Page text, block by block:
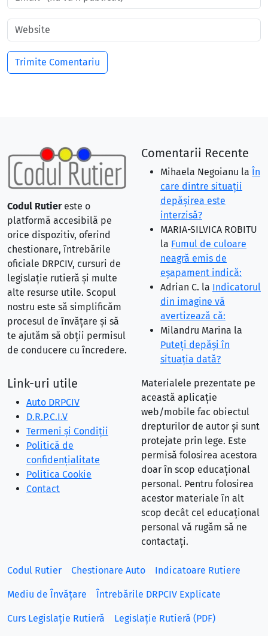
Codul Rutiereste o
platformă accesibilă pe
orice dispozitiv, oferind
chestionare, întrebările
oficiale DRPCIV, cursuri de
legislație rutieră și multe
alte resurse utile. Scopul
nostru este să simplificăm
procesul de învățare și să
te ajutăm să obții permisul
de conducere cu încredere.
Comentarii Recente
Mihaela Negoianu la În
care dintre situaţii
depăşirea este
interzisă?
MARIA-SILVICA ROBITU
la Fumul de culoare
neagră emis de
eşapament indică:
Adrian C. la Indicatorul
din imagine vă
avertizează că:
Milandru Marina la
Puteţi depăşi în
situaţia dată?
Link-uri utile
Auto DRPCIV
D.R.P.C.I.V
Termeni și Condiții
Politică de
confidențialitate
Politica Cookie
Contact
Materialele prezentate pe
această aplicație
web/mobile fac obiectul
drepturilor de autor și sunt
protejate prin lege. Este
permisă folosirea acestora
doar în scop educațional
personal. Pentru folosirea
acestor materiale în alt
scop decât cel educațional
personal vă rugăm să ne
contactați.
Codul Rutier Chestionare Auto Indicatoare Rutiere
Mediu de Învățare Întrebările DRPCIV Explicate
Curs Legislație Rutieră Legislație Rutieră (PDF)